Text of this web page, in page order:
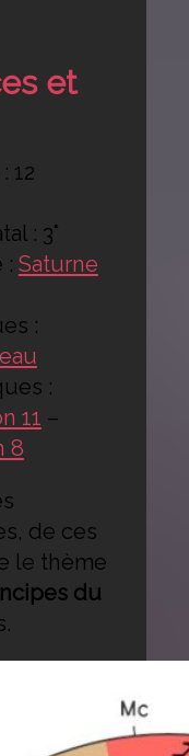
et
12
: 3°
: Saturne
:
:
11 –
8
de ces
le thème
du